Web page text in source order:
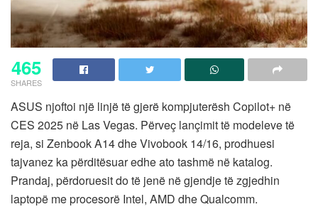
465
SHARES
ASUS njoftoi një linjë të gjerë kompjuterësh Copilot+ në
CES 2025 në Las Vegas. Përveç lançimit të modeleve të
reja, si Zenbook A14 dhe Vivobook 14/16, prodhuesi
tajvanez ka përditësuar edhe ato tashmë në katalog.
Prandaj, përdoruesit do të jenë në gjendje të zgjedhin
laptopë me procesorë Intel, AMD dhe Qualcomm.